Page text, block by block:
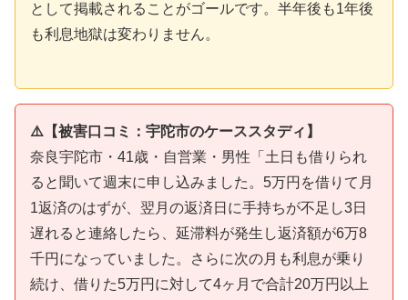
として掲載されることがゴールです。半年後も1年後
も利息地獄は変わりません。
⚠️【被害口コミ：宇陀市のケーススタディ】
奈良宇陀市・41歳・自営業・男性「土日も借りられ
ると聞いて週末に申し込みました。5万円を借りて月
1返済のはずが、翌月の返済日に手持ちが不足し3日
遅れると連絡したら、延滞料が発生し返済額が6万8
千円になっていました。さらに次の月も利息が乗り
続け、借りた5万円に対して4ヶ月で合計20万円以上